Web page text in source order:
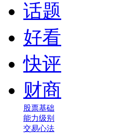
话题
好看
快评
财商
股票基础
能力级别
交易心法